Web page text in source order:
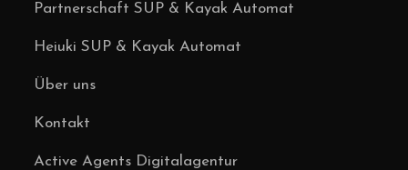
Partnerschaft SUP & Kayak Automat
Heiuki SUP & Kayak Automat
Über uns
Kontakt
Active Agents Digitalagentur